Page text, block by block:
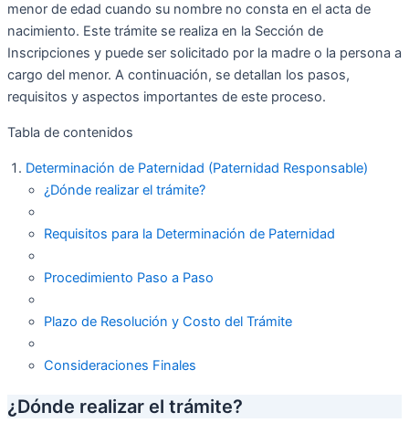
menor de edad cuando su nombre no consta en el acta de
nacimiento. Este trámite se realiza en la Sección de
Inscripciones y puede ser solicitado por la madre o la persona a
cargo del menor. A continuación, se detallan los pasos,
requisitos y aspectos importantes de este proceso.
Tabla de contenidos
Determinación de Paternidad (Paternidad Responsable)
¿Dónde realizar el trámite?
Requisitos para la Determinación de Paternidad
Procedimiento Paso a Paso
Plazo de Resolución y Costo del Trámite
Consideraciones Finales
¿Dónde realizar el trámite?